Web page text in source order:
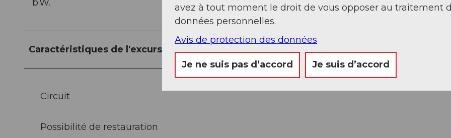
b.W.
Caractéristiques de l'excursion
Circuit
Possibilité de restauration
avez à tout moment le droit de vous opposer au traitement
données personnelles.
Avis de protection des données
Je ne suis pas d’accord Je suis d’accord